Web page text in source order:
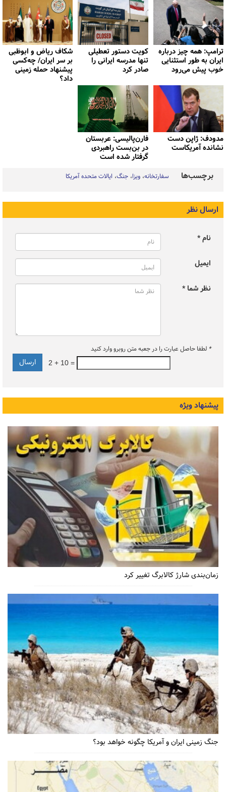
ترامپ: همه چیز درباره
ایران به طور استثنایی
خوب پیش می‌رود
کویت دستور تعطیلی
تنها مدرسه ایرانی را
صادر کرد
شکاف ریاض و ابوظبی
بر سر ایران/ چه‌کسی
پیشنهاد حمله زمینی
داد؟
مدودف: ژاپن دست
نشانده آمریکاست
فارن‌پالیسی: عربستان
در بن‌بست راهبردی
گرفتار شده است
برچسب‌ها سفارتخانه ویزا جنگ ایالات متحده آمریکا
ارسال نظر
نام *
ایمیل
نظر شما *
* لطفا حاصل عبارت را در جعبه متن روبرو وارد کنید
2 + 10 =
پیشنهاد ویژه
زمان‌بندی شارژ کالابرگ تغییر کرد
جنگ زمینی ایران و آمریکا چگونه خواهد بود؟